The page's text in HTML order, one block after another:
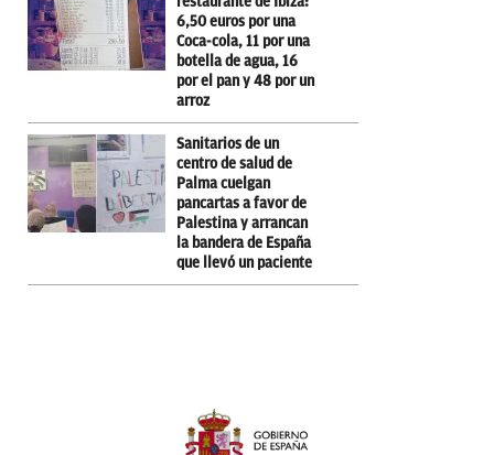
6,50 euros por una
Coca-cola, 11 por una
botella de agua, 16
por el pan y 48 por un
arroz
Sanitarios de un
centro de salud de
Palma cuelgan
pancartas a favor de
Palestina y arrancan
la bandera de España
que llevó un paciente